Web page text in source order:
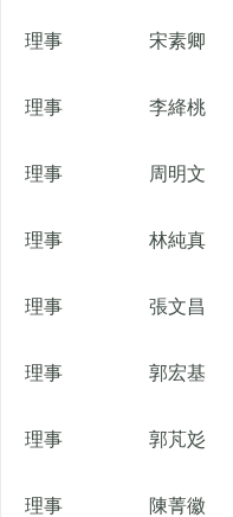
理事 宋素卿
理事 李絳桃
理事 周明文
理事 林純真
理事 張文昌
理事 郭宏基
理事 郭芃彣
理事 陳菁徽